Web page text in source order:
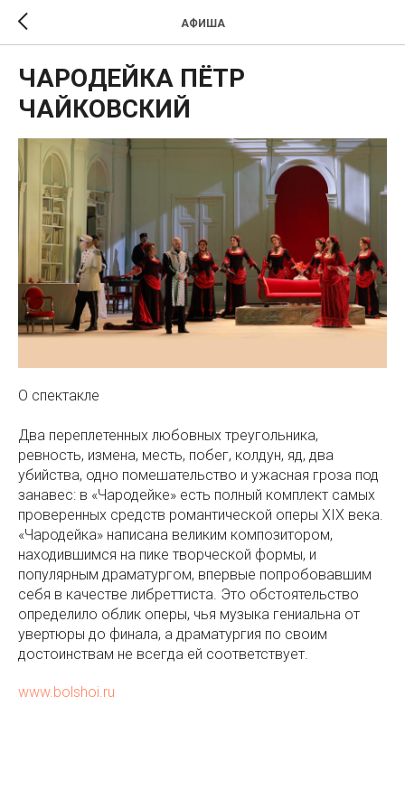
АФИША
ЧАРОДЕЙКА ПЁТР
ЧАЙКОВСКИЙ
О спектакле
Два переплетенных любовных треугольника,
ревность, измена, месть, побег, колдун, яд, два
убийства, одно помешательство и ужасная гроза под
занавес: в «Чародейке» есть полный комплект самых
проверенных средств романтической оперы XIX века.
«Чародейка» написана великим композитором,
находившимся на пике творческой формы, и
популярным драматургом, впервые попробовавшим
себя в качестве либреттиста. Это обстоятельство
определило облик оперы, чья музыка гениальна от
увертюры до финала, а драматургия по своим
достоинствам не всегда ей соответствует.
www.bolshoi.ru